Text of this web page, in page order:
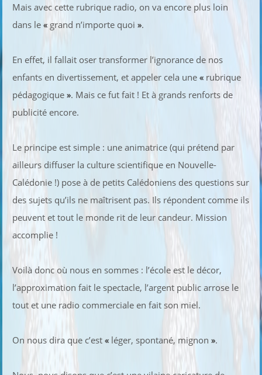
Mais avec cette rubrique radio, on va encore plus loin
dans le« grand n’importe quoi».
En effet, il fallait oser transformer l’ignorance de nos
enfants en divertissement, et appeler cela une« rubrique
pédagogique». Mais ce fut fait ! Et à grands renforts de
publicité encore.
Le principe est simple : une animatrice (qui prétend par
ailleurs diffuser la culture scientifique en Nouvelle-
Calédonie !) pose à de petits Calédoniens des questions sur
des sujets qu’ils ne maîtrisent pas. Ils répondent comme ils
peuvent et tout le monde rit de leur candeur. Mission
accomplie !
Voilà donc où nous en sommes : l’école est le décor,
l’approximation fait le spectacle, l’argent public arrose le
tout et une radio commerciale en fait son miel.
On nous dira que c’est« léger, spontané, mignon».